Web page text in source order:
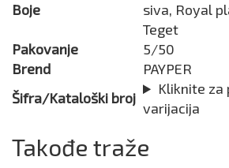
Boje
siva, Royal
Teget
Pakovanje
5/50
Brend
PAYPER
Šifra/Kataloški broj
Kliknite za
varijacija
Takođe traže